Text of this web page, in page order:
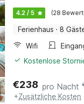
4.2 / 5 (28
Ferienhaus · 8
Wifi
Kostenlose
€238 pro Nacht
+Zusätzliche Kosten